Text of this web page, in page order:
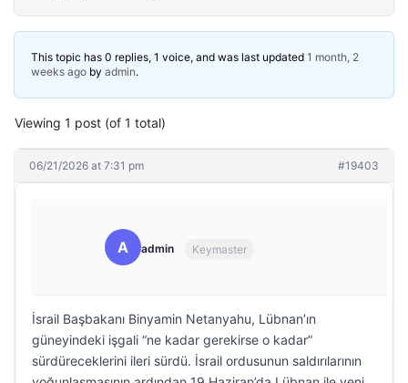
This topic has 0 replies, 1 voice, and was last updated 1 month, 2
weeks ago by admin.
Viewing 1 post (of 1 total)
06/21/2026 at 7:31 pm #19403
A admin Keymaster
İsrail Başbakanı Binyamin Netanyahu, Lübnan’ın
güneyindeki işgali “ne kadar gerekirse o kadar”
sürdüreceklerini ileri sürdü. İsrail ordusunun saldırılarının